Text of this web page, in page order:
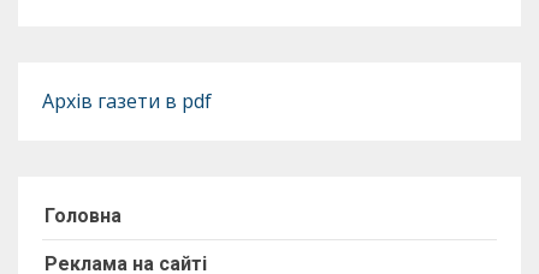
Архів газети в pdf
Головна
Реклама на сайті